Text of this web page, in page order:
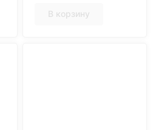
В корзину